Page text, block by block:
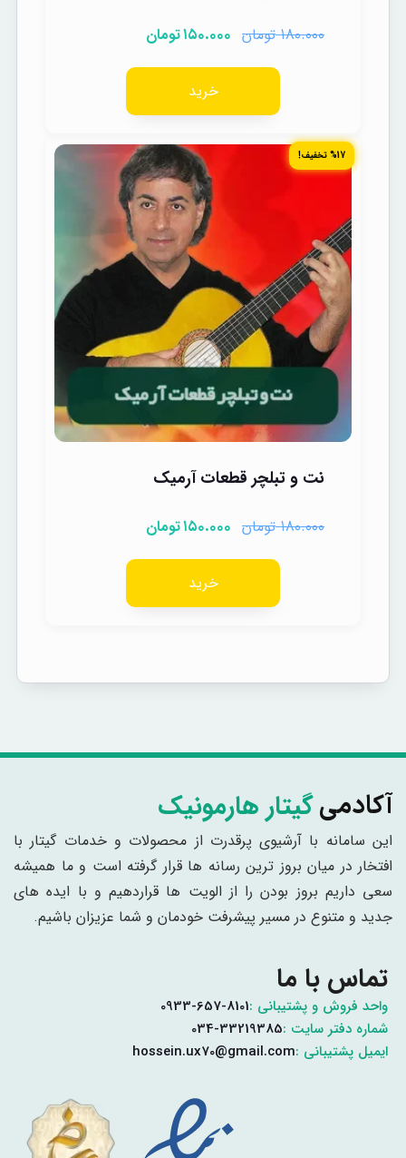
۱۸۰.۰۰۰ تومان ۱۵۰.۰۰۰تومان
خرید
%17 تخفیف!
نت و تبلچر قطعات آرمیک
۱۸۰.۰۰۰ تومان ۱۵۰.۰۰۰تومان
خرید
آکادمیگیتار هارمونیک
این سامانه با آرشیوی پرقدرت از محصولات و خدمات گیتار با
افتخار در میان بروز ترین رسانه ها قرار گرفته است و ما همیشه
سعی داریم بروز بودن را از الویت ها قراردهیم و با ایده های
جدید و متنوع در مسیر پیشرفت خودمان و شما عزیزان باشیم.
تماس با ما
واحد فروش و پشتیبانی :0933-657-8101
شماره دفتر سایت :034-33219385
ایمیل پشتیبانی :hossein.ux70@gmail.com